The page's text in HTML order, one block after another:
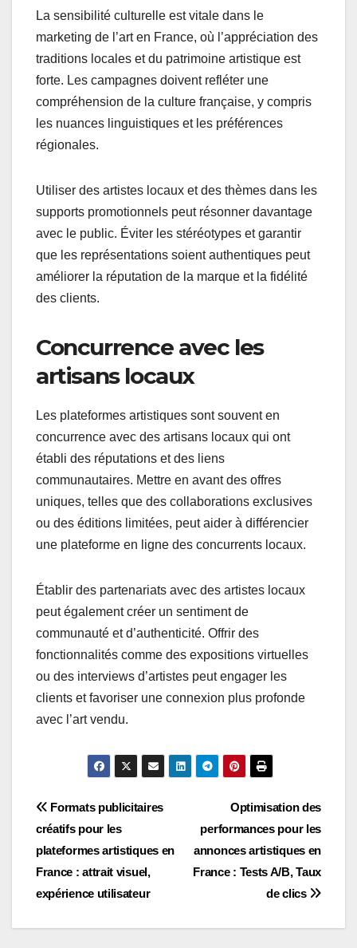
La sensibilité culturelle est vitale dans le
marketing de l’art en France, où l’appréciation des
traditions locales et du patrimoine artistique est
forte. Les campagnes doivent refléter une
compréhension de la culture française, y compris
les nuances linguistiques et les préférences
régionales.
Utiliser des artistes locaux et des thèmes dans les
supports promotionnels peut résonner davantage
avec le public. Éviter les stéréotypes et garantir
que les représentations soient authentiques peut
améliorer la réputation de la marque et la fidélité
des clients.
Concurrence avec les
artisans locaux
Les plateformes artistiques sont souvent en
concurrence avec des artisans locaux qui ont
établi des réputations et des liens
communautaires. Mettre en avant des offres
uniques, telles que des collaborations exclusives
ou des éditions limitées, peut aider à différencier
une plateforme en ligne des concurrents locaux.
Établir des partenariats avec des artistes locaux
peut également créer un sentiment de
communauté et d’authenticité. Offrir des
fonctionnalités comme des expositions virtuelles
ou des interviews d’artistes peut engager les
clients et favoriser une connexion plus profonde
avec l’art vendu.
Post
navigation
Optimisation des
performances pour les
annonces artistiques en
France : Tests A/B, Taux
de clics
Formats publicitaires
créatifs pour les
plateformes artistiques en
France : attrait visuel,
expérience utilisateur